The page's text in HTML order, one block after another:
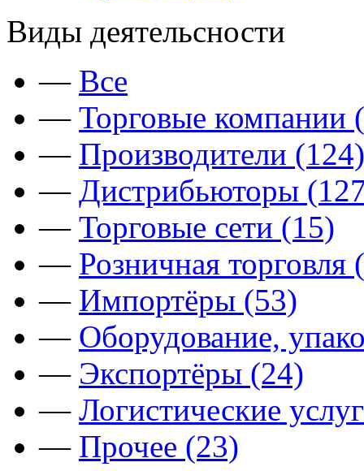
Виды деятельсности
— Все
— Торговые компании
— Производители (124)
— Дистрибьюторы
— Торговые сети (15)
— Розничная торговля
— Импортёры (53)
— Оборудование,
— Экспортёры (24)
— Логистические
— Прочее (23)